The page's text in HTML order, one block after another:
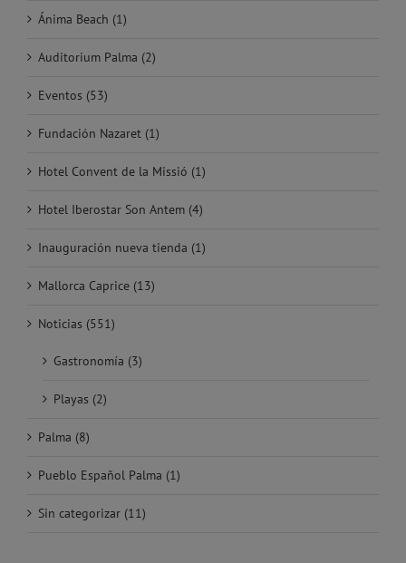
Ánima Beach (1)
Auditorium Palma (2)
Eventos (53)
Fundación Nazaret (1)
Hotel Convent de la Missió (1)
Hotel Iberostar Son Antem (4)
Inauguración nueva tienda (1)
Mallorca Caprice (13)
Noticias (551)
Gastronomía (3)
Playas (2)
Palma (8)
Pueblo Español Palma (1)
Sin categorizar (11)